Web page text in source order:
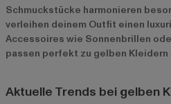
Schmuckstücke harmonieren
verleihen deinem Outfit einen
Accessoires wie Sonnenbrillen
passen perfekt zu gelben Kleidern
Aktuelle Trends bei gelben